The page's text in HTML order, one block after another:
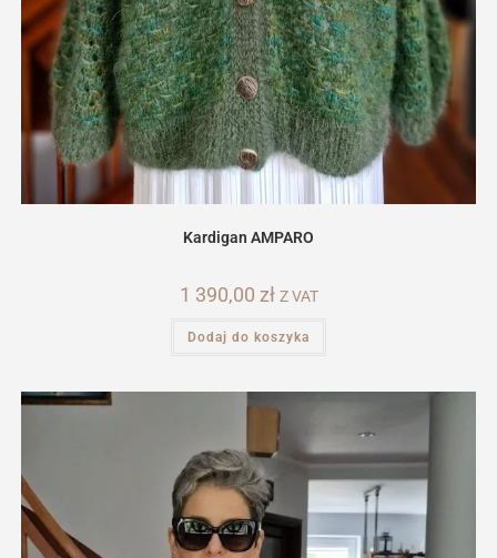
Kardigan AMPARO
1 390,00 zł Z VAT
Dodaj do koszyka